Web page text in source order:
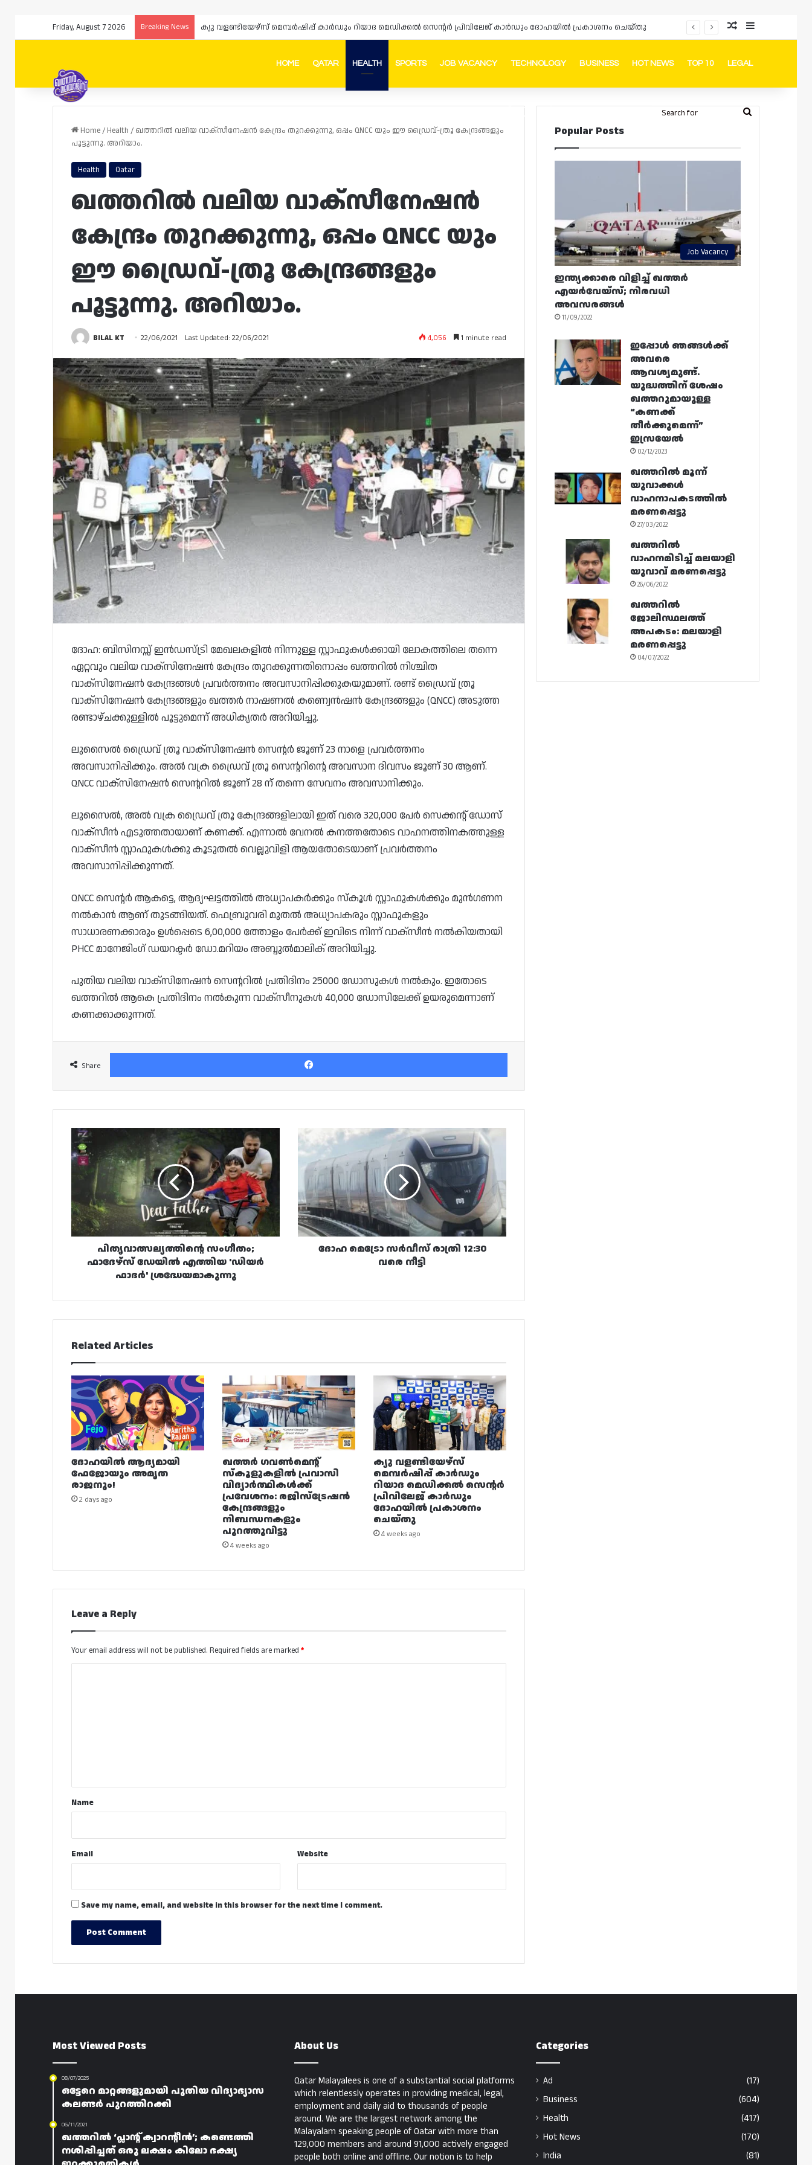
Friday, August 7 2026 Breaking News Random Article
Sidebar
HOME QATAR HEALTH SPORTS JOB VACANCY TECHNOLOGY BUSINESS HOT NEWS TOP 10 LEGAL
FacebookInstagram
Telegram
Whatsapp Random Article
Switch skin
Search
Home/ Health / ഖത്തറിൽ വലിയ വാക്സീനേഷൻ കേന്ദ്രം തുറക്കുന്നു, ഒപ്പം QNCC യും ഈ ഡ്രൈവ്-ത്രൂ കേന്ദ്രങ്ങളും
പൂട്ടുന്നു. അറിയാം.
Health Qatar
ഖത്തറിൽ വലിയ വാക്സീനേഷൻ
കേന്ദ്രം തുറക്കുന്നു, ഒപ്പം QNCC യും
ഈ ഡ്രൈവ്-ത്രൂ കേന്ദ്രങ്ങളും
പൂട്ടുന്നു. അറിയാം.
BILAL KT 22/06/2021 Last Updated: 22/06/2021 4,056 1 minute read
ദോഹ: ബിസിനസ്സ് ഇൻഡസ്ട്രി മേഖലകളിൽ നിന്നുള്ള സ്റ്റാഫുകൾക്കായി ലോകത്തിലെ തന്നെ
ഏറ്റവും വലിയ വാക്സിനേഷൻ കേന്ദ്രം തുറക്കുന്നതിനൊപ്പം ഖത്തറിൽ നിശ്ചിത
വാക്സിനേഷൻ കേന്ദ്രങ്ങൾ പ്രവർത്തനം അവസാനിപ്പിക്കുകയുമാണ്. രണ്ട് ഡ്രൈവ് ത്രൂ
വാക്സിനേഷൻ കേന്ദ്രങ്ങളും ഖത്തർ നാഷണൽ കണ്വെൻഷൻ കേന്ദ്രങ്ങളും (QNCC) അടുത്ത
രണ്ടാഴ്ചക്കുള്ളിൽ പൂട്ടുമെന്ന് അധികൃതർ അറിയിച്ചു.
ലുസൈൽ ഡ്രൈവ് ത്രൂ വാക്സിനേഷൻ സെന്റർ ജൂണ് 23 നാളെ പ്രവർത്തനം
അവസാനിപ്പിക്കും. അൽ വക്ര ഡ്രൈവ് ത്രൂ സെന്ററിന്റെ അവസാന ദിവസം ജൂണ് 30 ആണ്.
QNCC വാക്സിനേഷൻ സെന്ററിൽ ജൂണ് 28 ന് തന്നെ സേവനം അവസാനിക്കും.
ലുസൈൽ, അൽ വക്ര ഡ്രൈവ് ത്രൂ കേന്ദ്രങ്ങളിലായി ഇത് വരെ 320,000 പേർ സെക്കന്റ് ഡോസ്
വാക്സീൻ എടുത്തതായാണ് കണക്ക്. എന്നാൽ വേനൽ കനത്തതോടെ വാഹനത്തിനകത്തുള്ള
വാക്സീൻ സ്റ്റാഫുകൾക്കു കൂടുതൽ വെല്ലുവിളി ആയതോടെയാണ് പ്രവർത്തനം
അവസാനിപ്പിക്കുന്നത്.
QNCC സെന്റർ ആകട്ടെ, ആദ്യഘട്ടത്തിൽ അധ്യാപകർക്കും സ്‌കൂൾ സ്റ്റാഫുകൾക്കും മുൻഗണന
നൽകാൻ ആണ് തുടങ്ങിയത്. ഫെബ്രുവരി മുതൽ അധ്യാപകരും സ്റ്റാഫുകളും
സാധാരണക്കാരും ഉൾപ്പെടെ 6,00,000 ത്തോളം പേർക്ക് ഇവിടെ നിന്ന് വാക്സീൻ നൽകിയതായി
PHCC മാനേജിംഗ് ഡയറക്ടർ ഡോ.മറിയം അബ്ദുൽമാലിക് അറിയിച്ചു.
പുതിയ വലിയ വാക്സിനേഷൻ സെന്ററിൽ പ്രതിദിനം 25000 ഡോസുകൾ നൽകും. ഇതോടെ
ഖത്തറിൽ ആകെ പ്രതിദിനം നൽകുന്ന വാക്സീനുകൾ 40,000 ഡോസിലേക്ക് ഉയരുമെന്നാണ്
കണക്കാക്കുന്നത്.
Share
Facebook
പിതൃവാത്സല്യത്തിന്റെ
സംഗീതം;
ഫാദേഴ്‌സ്
ഡേയിൽ
എത്തിയ
'ഡിയർ
ഫാദർ'
ശ്രദ്ധേയമാകുന്നു
പിതൃവാത്സല്യത്തിന്റെ സംഗീതം;
ഫാദേഴ്‌സ് ഡേയിൽ എത്തിയ 'ഡിയർ
ഫാദർ' ശ്രദ്ധേയമാകുന്നു
ദോഹ
മെട്രോ
സർവീസ്
രാത്രി
12:30
വരെ
നീട്ടി
ദോഹ മെട്രോ സർവീസ് രാത്രി 12:30
വരെ നീട്ടി
Related Articles
ദോഹയിൽ ആദ്യമായി
ഫേജോയും അമൃത
രാജനും!
2 days ago
ഖത്തർ ഗവൺമെന്റ്
സ്കൂളുകളിൽ പ്രവാസി
വിദ്യാർത്ഥികൾക്ക്
പ്രവേശനം: രജിസ്ട്രേഷൻ
കേന്ദ്രങ്ങളും
നിബന്ധനകളും
പുറത്തുവിട്ടു
4 weeks ago
ക്യു വളണ്ടിയേഴ്‌സ്
മെമ്പർഷിപ്പ് കാർഡും
റിയാദ മെഡിക്കൽ സെന്റർ
പ്രിവിലേജ് കാർഡും
ദോഹയിൽ പ്രകാശനം
ചെയ്തു
4 weeks ago
Leave a Reply
Your email address will not be published. Required fields are marked *
*Name
Email Website
Save my name, email, and website in this browser for the next time I comment.
Popular Posts
Job Vacancy
ഇന്ത്യക്കാരെ വിളിച്ച് ഖത്തർ
എയർവേയ്‌സ്; നിരവധി
അവസരങ്ങൾ
11/09/2022
ഇപ്പോൾ ഞങ്ങൾക്ക്
അവരെ
ആവശ്യമുണ്ട്.
യുദ്ധത്തിന് ശേഷം
ഖത്തറുമായുള്ള
“കണക്ക്
തീർക്കുമെന്ന്”
ഇസ്രയേൽ
02/12/2023
ഖത്തറിൽ മൂന്ന്
യുവാക്കൾ
വാഹനാപകടത്തിൽ
മരണപ്പെട്ടു
27/03/2022
ഖത്തറിൽ
വാഹനമിടിച്ച് മലയാളി
യുവാവ് മരണപ്പെട്ടു
26/06/2022
ഖത്തറിൽ
ജോലിസ്ഥലത്ത്
അപകടം: മലയാളി
മരണപ്പെട്ടു
04/07/2022
Most Viewed Posts
08/07/2025
ഒട്ടേറെ മാറ്റങ്ങളുമായി പുതിയ വിദ്യാഭ്യാസ
കലണ്ടർ പുറത്തിറക്കി
06/11/2021
ഖത്തറിൽ ‘പ്ലാന്റ് ക്വാറന്റീൻ’; കണ്ടെത്തി
നശിപ്പിച്ചത് ഒരു ലക്ഷം കിലോ ഭക്ഷ്യ
About Us
Qatar Malayalees is one of a substantial social platforms
which relentlessly operates in providing medical, legal,
employment and daily aid to thousands of people
around. We are the largest network among the
Malayalam speaking people of Qatar with more than
129,000 members and around 91,000 actively engaged
people both online and offline. Our notion is to help
Categories
Ad
(17)
Business
(604)
Health
(417)
Hot News
(170)
India
(81)